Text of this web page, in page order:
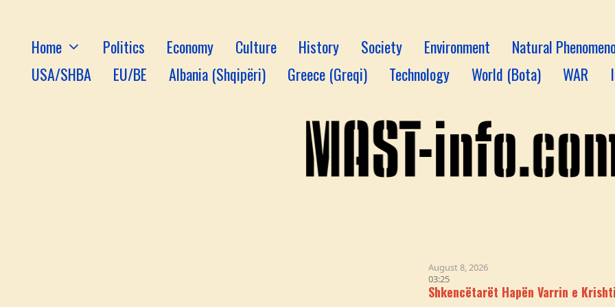
Home Politics Economy Culture History Society Environment Natural
USA/SHBA
EU/BE Albania (Shqipëri) Greece (Greqi) Technology World (Bota) WAR
August 8, 2026
Shkencëtarët Hapën Varrin e Krishtit &